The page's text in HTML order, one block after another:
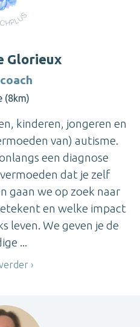
Glorieux
(8km)
kinderen, jongeren en
van) autisme.
een diagnose
dat je zelf
gaan we op zoek naar
en welke impact
leven. We geven je de
...
verder